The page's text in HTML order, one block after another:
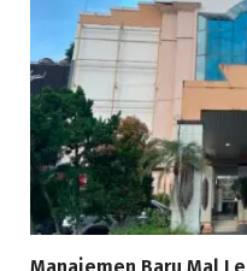
Manajemen Baru Mal